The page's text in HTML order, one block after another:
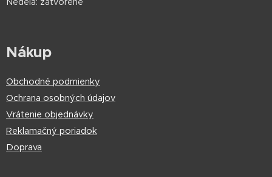
Nákup
Obchodné podmienky
Ochrana osobných údajov
Vrátenie objednávky
Reklamačný poriadok
Doprava